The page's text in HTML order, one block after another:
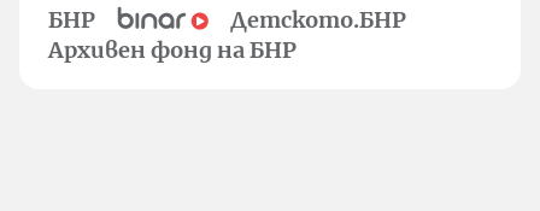
БНР
Детското.БНР
Архивен фонд на БНР